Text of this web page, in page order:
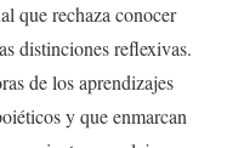
que rechaza conocer
distinciones reflexivas.
de los aprendizajes
y que enmarcan